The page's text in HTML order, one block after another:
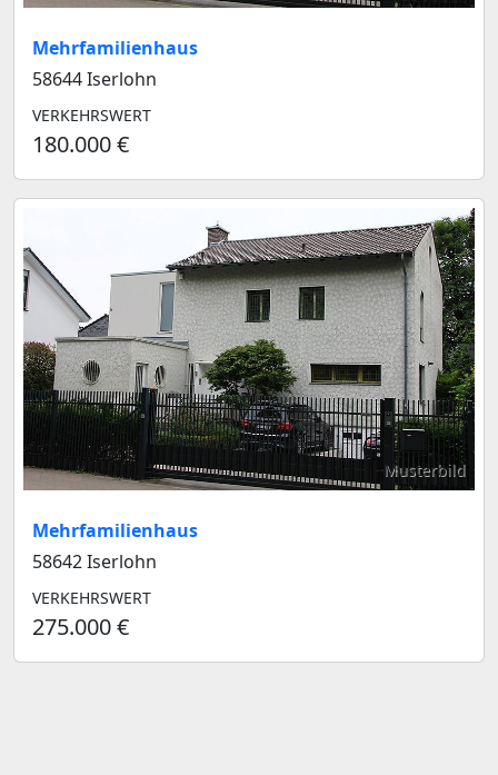
Mehrfamilienhaus
58644 Iserlohn
VERKEHRSWERT
180.000 €
Musterbild
Mehrfamilienhaus
58642 Iserlohn
VERKEHRSWERT
275.000 €